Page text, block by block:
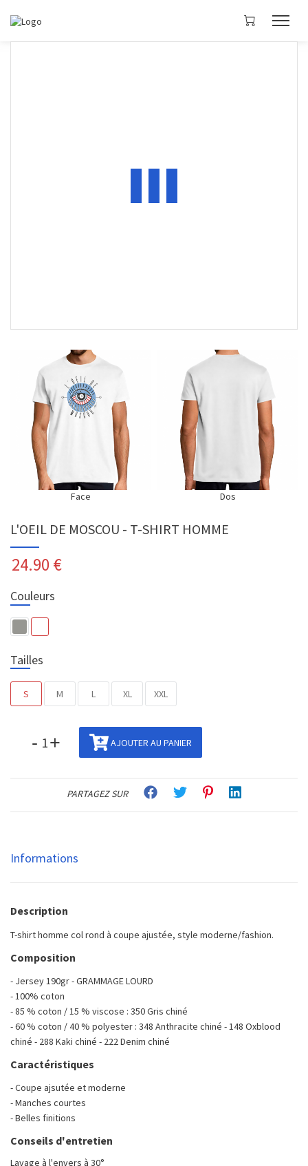
Face Dos
L'OEIL DE MOSCOU - T-SHIRT HOMME
24.90 €
Couleurs
Tailles
S M L XL XXL
- + AJOUTER AU PANIER
PARTAGEZ SUR
Informations
Description
T-shirt homme col rond à coupe ajustée, style moderne/fashion.
Composition
- Jersey 190gr - GRAMMAGE LOURD
- 100% coton
- 85 % coton / 15 % viscose : 350 Gris chiné
- 60 % coton / 40 % polyester : 348 Anthracite chiné - 148 Oxblood
chiné - 288 Kaki chiné - 222 Denim chiné
Caractéristiques
- Coupe ajsutée et moderne
- Manches courtes
- Belles finitions
Conseils d'entretien
Lavage à l'envers à 30°